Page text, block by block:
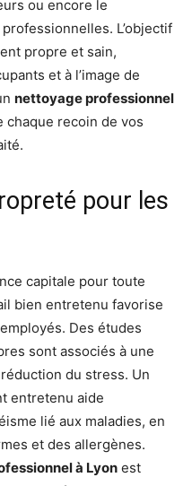
ou encore le
L’objectif
propre et sain,
et à l’image de
nettoyage professionnel
chaque recoin de vos
pour les
capitale pour toute
bien entretenu favorise
Des études
sont associés à une
du stress. Un
entretenu aide
lié aux maladies, en
et des allergènes.
à Lyon est